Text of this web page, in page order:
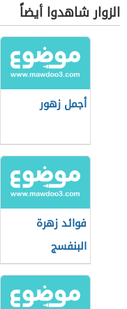
الزوار شاهدوا أيضاً
أجمل زهور
فوائد زهرة
البنفسج